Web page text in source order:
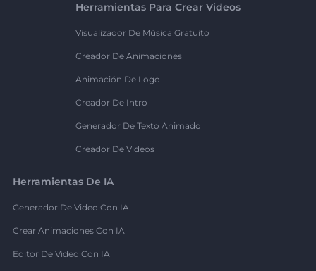
Herramientas Para Crear Videos
Visualizador De Música Gratuito
Creador De Animaciones
Animación De Logo
Creador De Intro
Generador De Texto Animado
Creador De Videos
Herramientas De IA
Generador De Video Con IA
Crear Animaciones Con IA
Editor De Video Con IA